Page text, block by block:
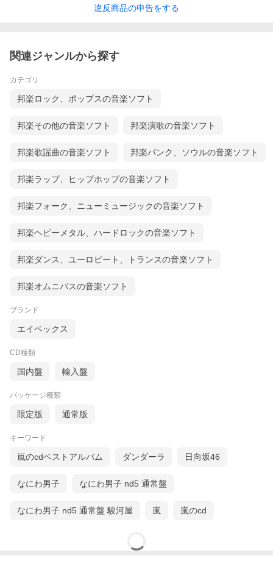
違反商品の申告をする
関連ジャンルから探す
カテゴリ
邦楽ロック、ポップスの音楽ソフト
邦楽その他の音楽ソフト 邦楽演歌の音楽ソフト
邦楽歌謡曲の音楽ソフト 邦楽パンク、ソウルの音楽ソフト
邦楽ラップ、ヒップホップの音楽ソフト
邦楽フォーク、ニューミュージックの音楽ソフト
邦楽ヘビーメタル、ハードロックの音楽ソフト
邦楽ダンス、ユーロビート、トランスの音楽ソフト
邦楽オムニバスの音楽ソフト
ブランド
エイベックス
CD種類
国内盤 輸入盤
パッケージ種類
限定版 通常版
キーワード
嵐のcdベストアルバム ダンダーラ 日向坂46
なにわ男子 なにわ男子 nd5 通常盤
なにわ男子 nd5 通常盤 駿河屋 嵐 嵐のcd